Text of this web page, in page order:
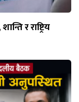
र राष्ट्रिय